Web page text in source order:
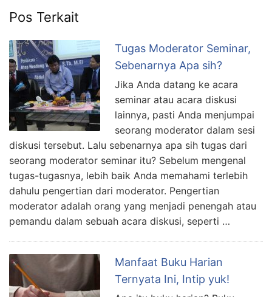
Pos Terkait
Tugas Moderator Seminar,
Sebenarnya Apa sih?
Jika Anda datang ke acara
seminar atau acara diskusi
lainnya, pasti Anda menjumpai
seorang moderator dalam sesi
diskusi tersebut. Lalu sebenarnya apa sih tugas dari
seorang moderator seminar itu? Sebelum mengenal
tugas-tugasnya, lebih baik Anda memahami terlebih
dahulu pengertian dari moderator. Pengertian
moderator adalah orang yang menjadi penengah atau
pemandu dalam sebuah acara diskusi, seperti …
Manfaat Buku Harian
Ternyata Ini, Intip yuk!